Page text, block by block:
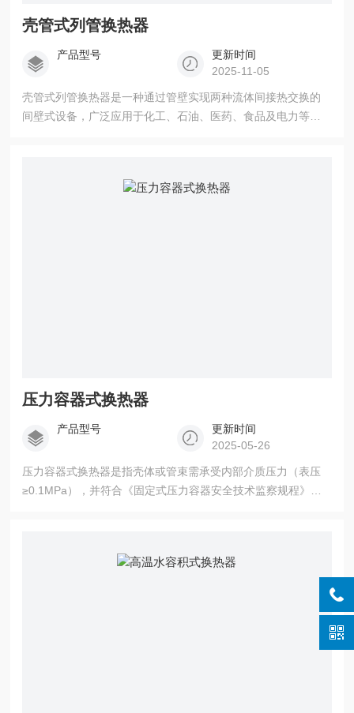
壳管式列管换热器
产品型号
更新时间
2025-11-05
壳管式列管换热器是一种通过管壁实现两种流体间接热交换的
间壁式设备，广泛应用于化工、石油、医药、食品及电力等行
压力容器式换热器
产品型号
更新时间
2025-05-26
压力容器式换热器是指壳体或管束需承受内部介质压力（表压
≥0.1MPa），并符合《固定式压力容器安全技术监察规程》等